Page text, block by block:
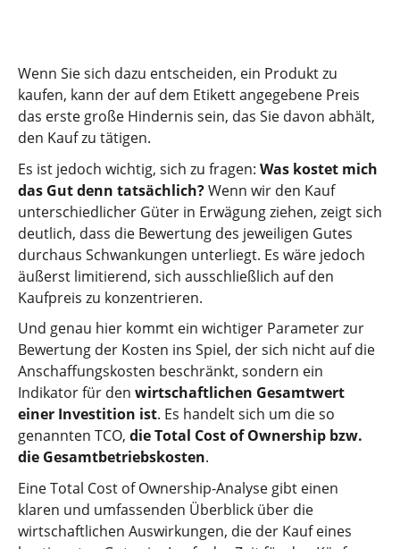
Wenn Sie sich dazu entscheiden, ein Produkt zu
kaufen, kann der auf dem Etikett angegebene Preis
das erste große Hindernis sein, das Sie davon abhält,
den Kauf zu tätigen.
Es ist jedoch wichtig, sich zu fragen: Was kostet mich
das Gut denn tatsächlich?Wenn wir den Kauf
unterschiedlicher Güter in Erwägung ziehen, zeigt sich
deutlich, dass die Bewertung des jeweiligen Gutes
durchaus Schwankungen unterliegt. Es wäre jedoch
äußerst limitierend, sich ausschließlich auf den
Kaufpreis zu konzentrieren.
Und genau hier kommt ein wichtiger Parameter zur
Bewertung der Kosten ins Spiel, der sich nicht auf die
Anschaffungskosten beschränkt, sondern ein
Indikator für den wirtschaftlichen Gesamtwert
einer Investition ist. Es handelt sich um die so
genannten TCO, die Total Cost of Ownership bzw.
die Gesamtbetriebskosten.
Eine Total Cost of Ownership-Analyse gibt einen
klaren und umfassenden Überblick über die
wirtschaftlichen Auswirkungen, die der Kauf eines